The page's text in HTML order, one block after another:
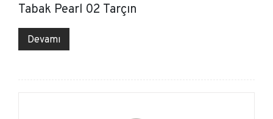
Tabak Pearl 02 Tarçın
Devamı